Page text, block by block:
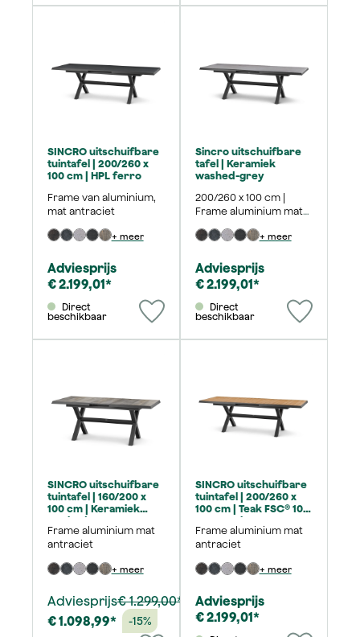
SINCRO uitschuifbare
tuintafel | 200/260 x
100 cm | HPL ferro
Frame van aluminium,
mat antraciet
+ meer
Adviesprijs
€ 2.199,01*
beschikbaar
Sincro uitschuifbare
tafel | Keramiek
washed-grey
200/260 x 100 cm |
Frame aluminium mat
+ meer
Adviesprijs
€ 2.199,01*
beschikbaar
SINCRO uitschuifbare
tuintafel | 160/200 x
100 cm | Keramiek
washed-grey
Frame aluminium mat
antraciet
+ meer
Adviesprijs€ 1.299,00*
€ 1.098,99*
-15%
SINCRO uitschuifbare
tuintafel | 200/260 x
100 cm | Teak FSC® 100
% naturel
Frame aluminium mat
antraciet
+ meer
Adviesprijs
€ 2.199,01*